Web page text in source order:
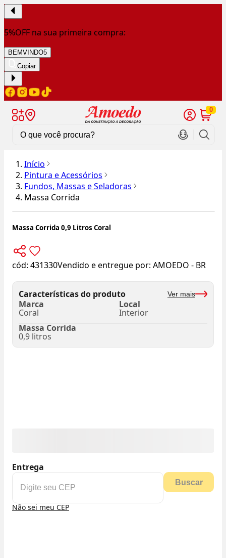
5%OFF na sua primeira compra:
BEMVINDO5
Copiar
0
Início
Pintura e Acessórios
Fundos, Massas e Seladoras
Massa Corrida
Massa Corrida 0,9 Litros Coral
cód: 431330Vendido e entregue por: AMOEDO - BR
Características do produto Ver mais
Marca
Coral
Local
Interior
Massa Corrida
0,9 litros
Entrega
Buscar
Não sei meu CEP